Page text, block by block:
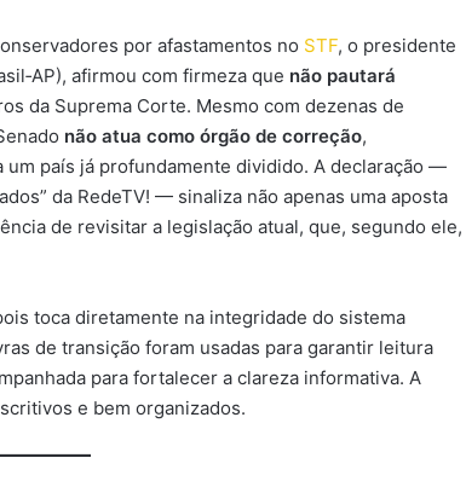
por afastamentos no STF, o presidente
afirmou com firmeza que não pautará
da Suprema Corte. Mesmo com dezenas de
não atua como órgão de correção,
um país já profundamente dividido. A declaração —
da RedeTV! — sinaliza não apenas uma aposta
de revisitar a legislação atual, que, segundo ele,
toca diretamente na integridade do sistema
de transição foram usadas para garantir leitura
para fortalecer a clareza informativa. A
e bem organizados.